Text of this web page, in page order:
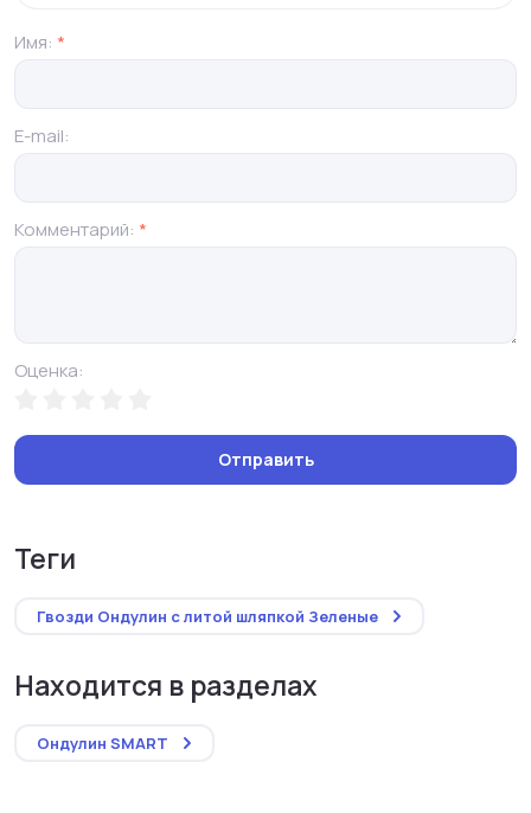
Имя: *
E-mail:
Комментарий: *
Оценка:
Отправить
теги
Гвозди Ондулин с литой шляпкой Зеленые
Находится в разделах
Ондулин SMART